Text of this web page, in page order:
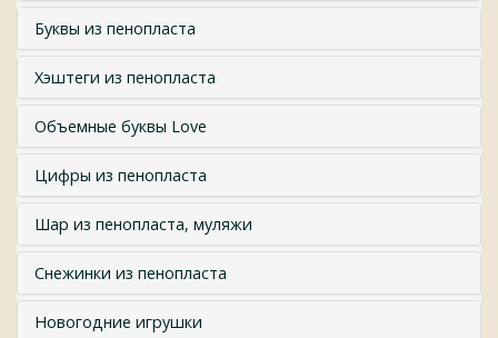
Буквы из пенопласта
Хэштеги из пенопласта
Объемные буквы Love
Цифры из пенопласта
Шар из пенопласта, муляжи
Снежинки из пенопласта
Новогодние игрушки